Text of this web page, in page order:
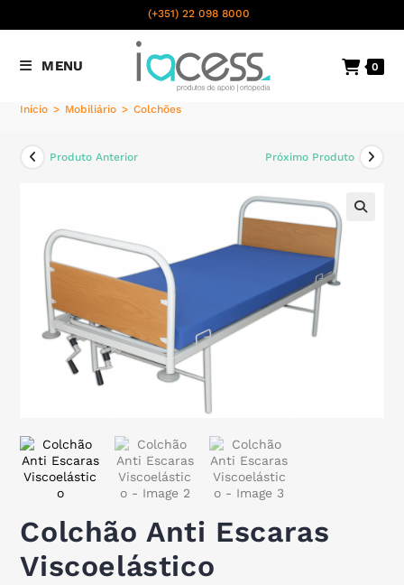
(+351) 22 098 8000
nacional
MENU 0
Início > Mobiliário > Colchões
Produto Anterior Próximo Produto
Colchão Anti Escaras
Viscoelástico